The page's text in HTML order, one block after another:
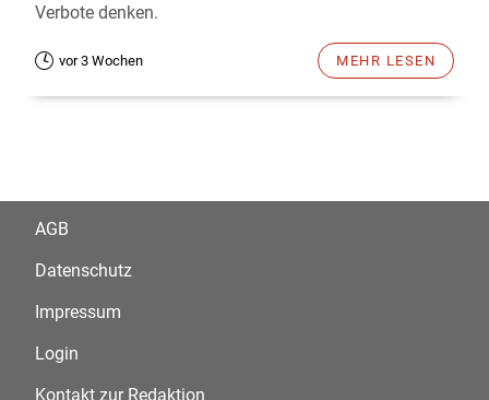
Verbote denken.
vor 3 Wochen MEHR LESEN
AGB
Datenschutz
Impressum
Login
Kontakt zur Redaktion